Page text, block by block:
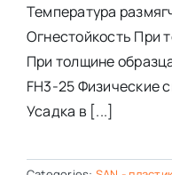
Температура
Огнестойкость При
При толщине
FH3-25 Физические
Усадка в [...]